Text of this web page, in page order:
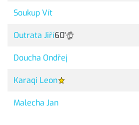
Soukup Vít
Outrata Jiří60'
Doucha Ondřej
Karaqi Leon
Malecha Jan